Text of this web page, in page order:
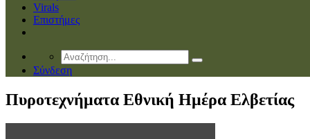
Virals
Επιστήμες
Σύνδεση
Πυροτεχνήματα Εθνική Ημέρα Ελβετίας